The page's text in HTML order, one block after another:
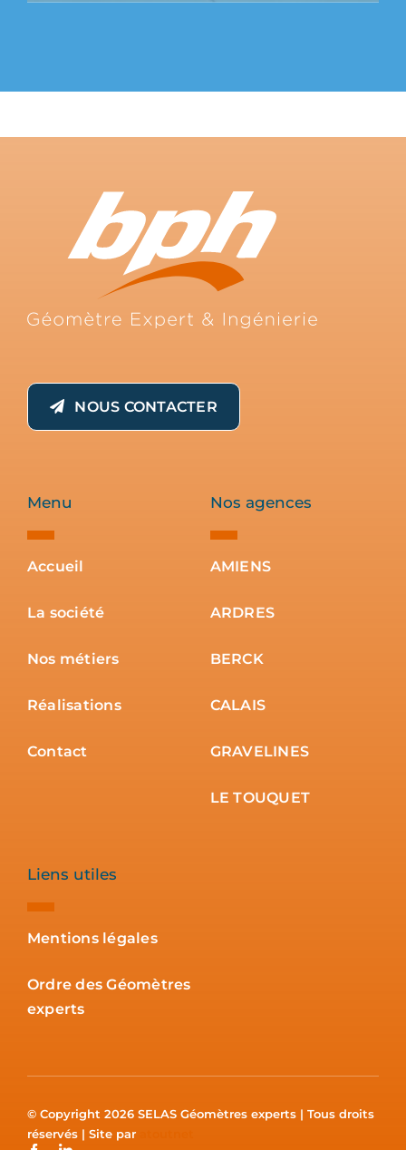
NOUS CONTACTER
Menu
Accueil
La société
Nos métiers
Réalisations
Contact
Nos agences
AMIENS
ARDRES
BERCK
CALAIS
GRAVELINES
LE TOUQUET
Liens utiles
Mentions légales
Ordre des Géomètres
experts
© Copyright 2026 SELAS Géomètres experts | Tous droits
réservés | Site par